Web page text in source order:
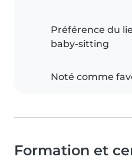
Préférence du
baby-sitting
Noté comme
Formation et